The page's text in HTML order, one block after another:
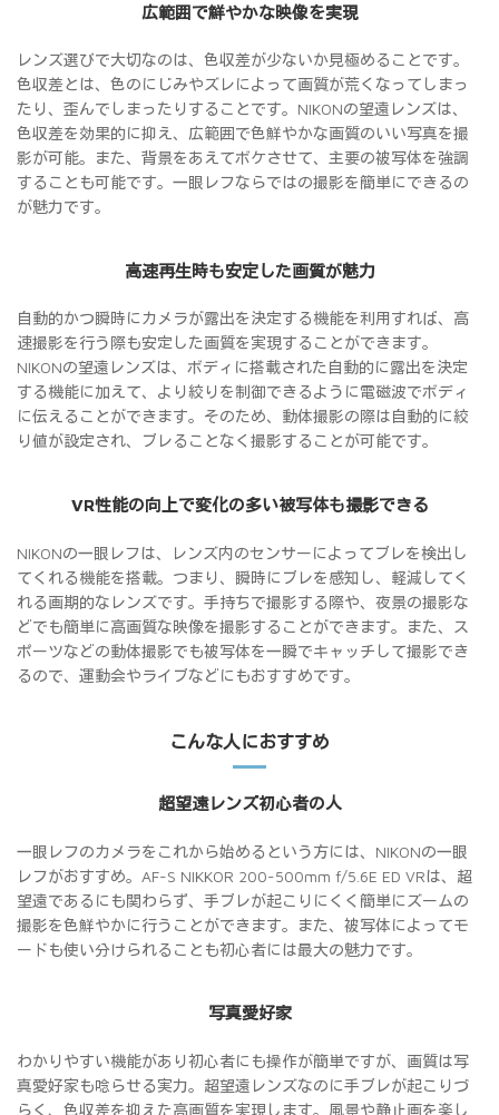
広範囲で鮮やかな映像を実現
レンズ選びで大切なのは、色収差が少ないか見極めることです。
色収差とは、色のにじみやズレによって画質が荒くなってしまっ
たり、歪んでしまったりすることです。NIKONの望遠レンズは、
色収差を効果的に抑え、広範囲で色鮮やかな画質のいい写真を撮
影が可能。また、背景をあえてボケさせて、主要の被写体を強調
することも可能です。一眼レフならではの撮影を簡単にできるの
が魅力です。
高速再生時も安定した画質が魅力
自動的かつ瞬時にカメラが露出を決定する機能を利用すれば、高
速撮影を行う際も安定した画質を実現することができます。
NIKONの望遠レンズは、ボディに搭載された自動的に露出を決定
する機能に加えて、より絞りを制御できるように電磁波でボディ
に伝えることができます。そのため、動体撮影の際は自動的に絞
り値が設定され、ブレることなく撮影することが可能です。
VR性能の向上で変化の多い被写体も撮影できる
NIKONの一眼レフは、レンズ内のセンサーによってブレを検出し
てくれる機能を搭載。つまり、瞬時にブレを感知し、軽減してく
れる画期的なレンズです。手持ちで撮影する際や、夜景の撮影な
どでも簡単に高画質な映像を撮影することができます。また、ス
ポーツなどの動体撮影でも被写体を一瞬でキャッチして撮影でき
るので、運動会やライブなどにもおすすめです。
こんな人におすすめ
超望遠レンズ初心者の人
一眼レフのカメラをこれから始めるという方には、NIKONの一眼
レフがおすすめ。AF-S NIKKOR 200-500mm f/5.6E ED VRは、超
望遠であるにも関わらず、手ブレが起こりにくく簡単にズームの
撮影を色鮮やかに行うことができます。また、被写体によってモ
ードも使い分けられることも初心者には最大の魅力です。
写真愛好家
わかりやすい機能があり初心者にも操作が簡単ですが、画質は写
真愛好家も唸らせる実力。超望遠レンズなのに手ブレが起こりづ
らく、色収差を抑えた高画質を実現します。風景や静止画を楽し